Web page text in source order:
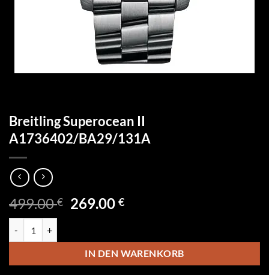
Breitling Superocean II
A1736402/BA29/131A
499.00€ Ursprünglicher
499.00 €
269.00€Aktueller
269.00 €.
IN DEN WARENKORB